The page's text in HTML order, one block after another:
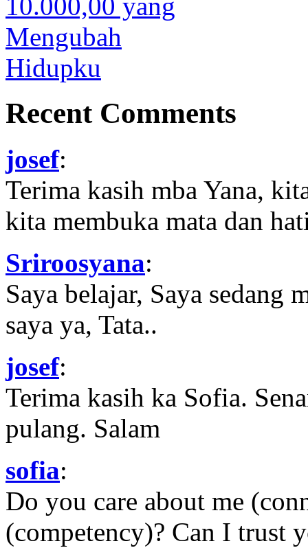
Recent Comments
josef:
Terima kasih mba Yana,
kita membuka mata dan
Sriroosyana:
Saya belajar, Saya sedang
saya ya, Tata..
josef:
Terima kasih ka Sofia.
pulang. Salam
sofia:
Do you care about me
(competency)? Can I trust